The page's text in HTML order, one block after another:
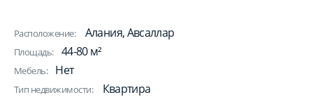
Расположение: Алания, Авсаллар
Площадь: 44-80 м²
Мебель: Нет
Тип недвижимости: Квартира